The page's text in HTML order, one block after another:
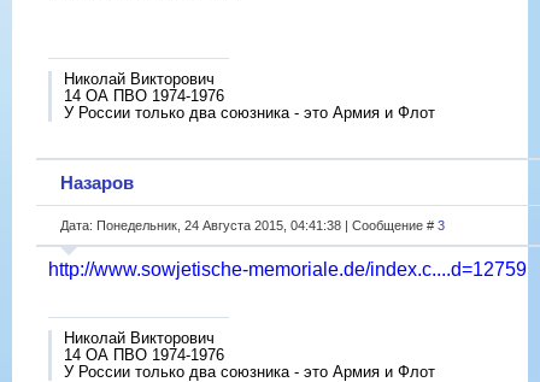
Николай Викторович
14 ОА ПВО 1974-1976
У России только два союзника - это Армия и Флот
Назаров
Дата: Понедельник, 24 Августа 2015, 04:41:38 | Сообщение # 3
http://www.sowjetische-memoriale.de/index.c....d=12759
Николай Викторович
14 ОА ПВО 1974-1976
У России только два союзника - это Армия и Флот